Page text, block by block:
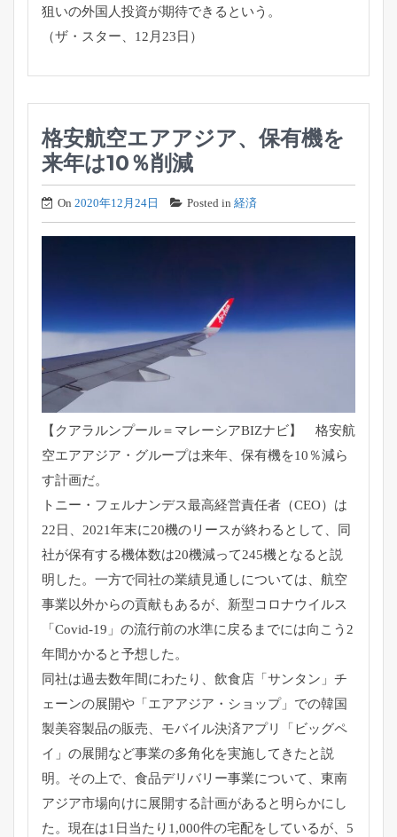
狙いの外国人投資が期待できるという。
（ザ・スター、12月23日）
格安航空エアアジア、保有機を
来年は10％削減
On 2020年12月24日 Posted in 経済
【クアラルンプール＝マレーシアBIZナビ】 格安航
空エアアジア・グループは来年、保有機を10％減ら
す計画だ。
トニー・フェルナンデス最高経営責任者（CEO）は
22日、2021年末に20機のリースが終わるとして、同
社が保有する機体数は20機減って245機となると説
明した。一方で同社の業績見通しについては、航空
事業以外からの貢献もあるが、新型コロナウイルス
「Covid-19」の流行前の水準に戻るまでには向こう2
年間かかると予想した。
同社は過去数年間にわたり、飲食店「サンタン」チ
ェーンの展開や「エアアジア・ショップ」での韓国
製美容製品の販売、モバイル決済アプリ「ビッグペ
イ」の展開など事業の多角化を実施してきたと説
明。その上で、食品デリバリー事業について、東南
アジア市場向けに展開する計画があると明らかにし
た。現在は1日当たり1,000件の宅配をしているが、5